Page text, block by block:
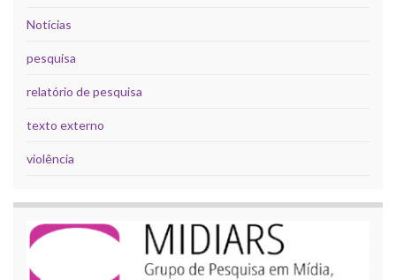
Notícias
pesquisa
relatório de pesquisa
texto externo
violência